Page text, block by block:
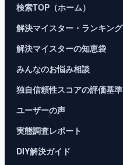
検索TOP（ホーム）
解決マイスター・ランキング
解決マイスターの知恵袋
みんなのお悩み相談
独自信頼性スコアの評価基準
ユーザーの声
実態調査レポート
DIY解決ガイド